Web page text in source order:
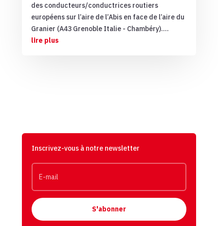
des conducteurs/conductrices routiers
européens sur l’aire de l’Abis en face de l’aire du
Granier (A43 Grenoble Italie - Chambéry)....
lire plus
Inscrivez-vous à notre newsletter
S'abonner